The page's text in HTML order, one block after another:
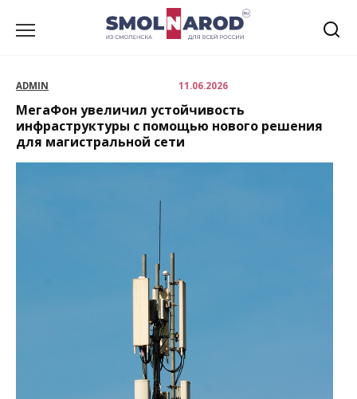
ADMIN 11.06.2026
МегаФон увеличил устойчивость
инфраструктуры с помощью нового решения
для магистральной сети